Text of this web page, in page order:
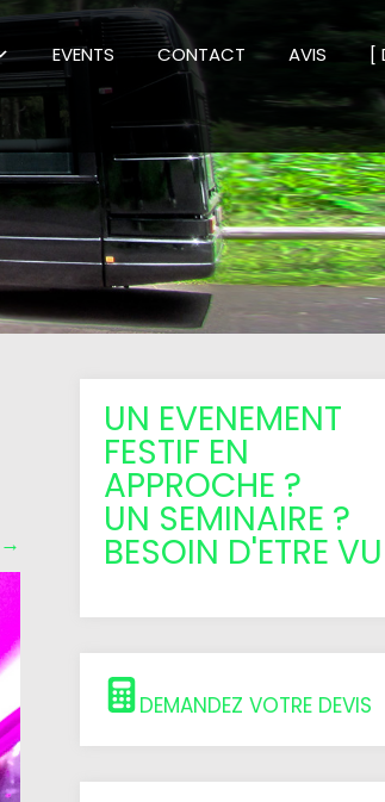
EVENTS CONTACT AVIS [
→
UN EVENEMENT
FESTIF EN
APPROCHE ?
UN SEMINAIRE ?
BESOIN D'ETRE
DEMANDEZ VOTRE DEVIS